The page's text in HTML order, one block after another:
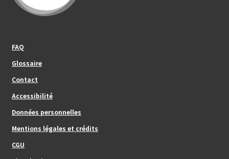
FAQ
Glossaire
Contact
Footer_center
Accessibilité
Données personnelles
Mentions légales et crédits
CGU